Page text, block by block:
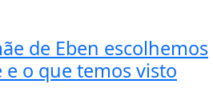
de Eben escolhemos
o que temos visto